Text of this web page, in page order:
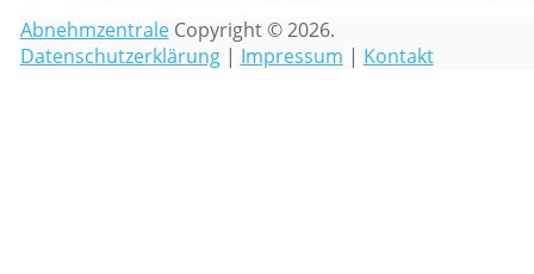
AbnehmzentraleCopyright © 2026.
Datenschutzerklärung| Impressum | Kontakt